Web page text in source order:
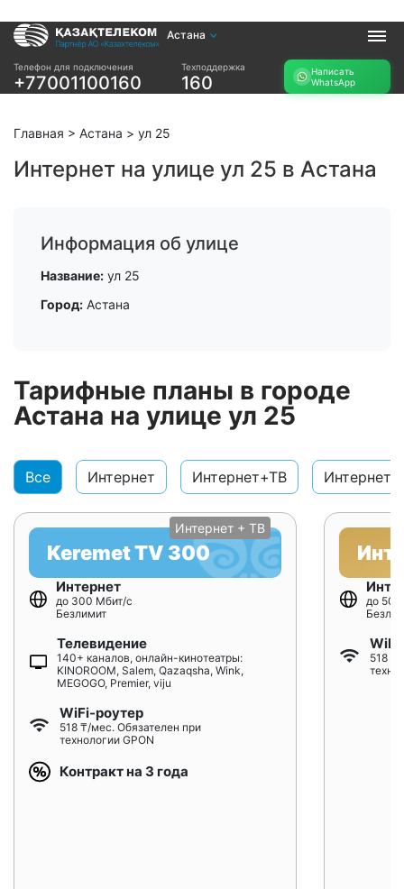
Астана
Телефон для подключения
+77001100160
Техподдержка
160
Написать
WhatsApp
Услуги
Интернет и ТВ в
Интернет и ТВ в
Интернет в офис
возможность
подключения
Проверить
возможность
подключения по
Заявка на
Главная > Астана > ул 25
Интернет на улице ул 25 в Астана
Информация об улице
Название: ул 25
Город: Астана
Тарифные планы в городе
Астана на улице ул 25
Все Интернет Интернет+ТВ
Интернет + ТВ
Keremet TV 300
Интернет
до 300 Мбит/с
Безлимит
Телевидение
140+ каналов, онлайн-кинотеатры:
KINOROOM, Salem, Qazaqsha, Wink,
MEGOGO, Premier, viju
WiFi-роутер
518 ₸/мес. Обязателен при
технологии GPON
Контракт на 3 года
до
518